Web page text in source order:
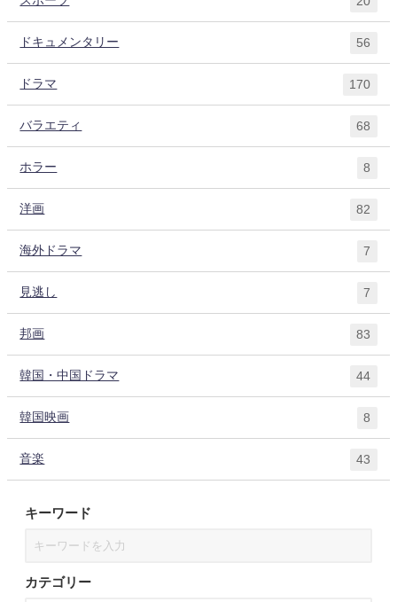
ドキュメンタリー 56
ドラマ 170
バラエティ 68
ホラー 8
洋画 82
海外ドラマ 7
見逃し 7
邦画 83
韓国・中国ドラマ 44
韓国映画 8
音楽 43
キーワード
カテゴリー